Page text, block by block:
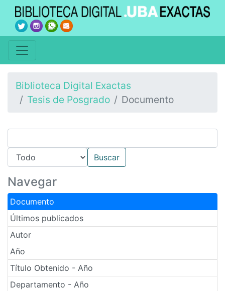
Biblioteca Digital Exactas
Tesis de Posgrado
Documento
Navegar
Documento
Últimos publicados
Autor
Año
Título Obtenido - Año
Departamento - Año